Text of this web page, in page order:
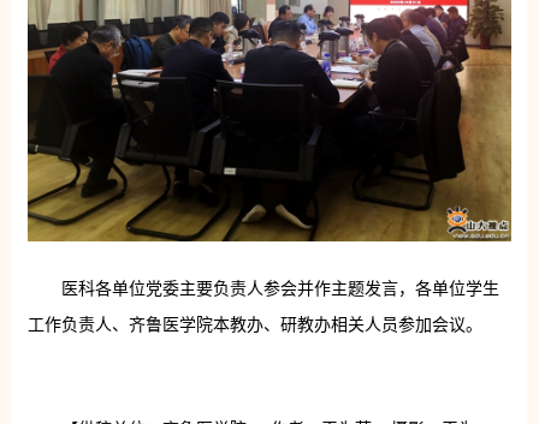
医科各单位党委主要负责人参会并作主题发言，各单位学生
工作负责人、齐鲁医学院本教办、研教办相关人员参加会议。